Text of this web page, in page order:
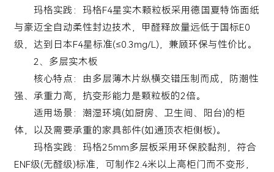
玛格实践：玛格F4星实木颗粒板采用德国夏特饰面纸
与豪迈全自动柔性封边技术，甲醛释放量远低于国标E0
级，达到日本F4星标准(≤0.3mg/L)，兼顾环保与性价比。
2、多层实木板
核心特点：由多层薄木片纵横交错压制而成，防潮性
强、承重力高，抗变形能力是颗粒板的2倍。
适用场景：潮湿环境(如厨房、卫生间、阳台)的柜
体，以及需要承重的家具部件(如通顶衣柜侧板)。
玛格实践：玛格25mm多层板采用环保胶黏剂，符合
ENF级(无醛级)标准，可制作2.4米以上高柜门而不变形，